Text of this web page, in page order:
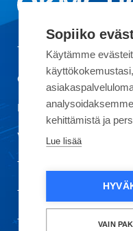
Tietoa Okmeticista
Ota yhteyttä
Laatu
Vastuullisuus
Turvallisuustiedote
Sopiiko
Käytämme
kehittämistä ja
Lue lisää
VAIN